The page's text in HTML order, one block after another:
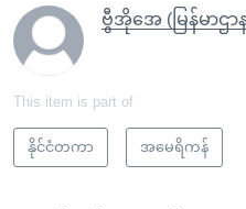
ဗွီအိုအေ (မြန်မာဌာ
This item is part of
နိုင်ငံတကာ အမေရိကန်